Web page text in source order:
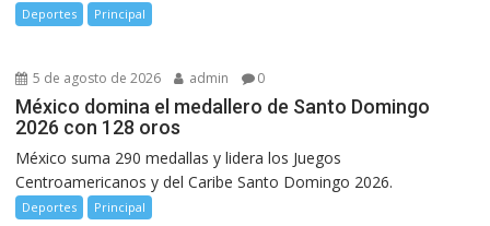
Deportes Principal
5 de agosto de 2026 admin 0
México domina el medallero de Santo Domingo
2026 con 128 oros
México suma 290 medallas y lidera los Juegos
Centroamericanos y del Caribe Santo Domingo 2026.
Deportes Principal